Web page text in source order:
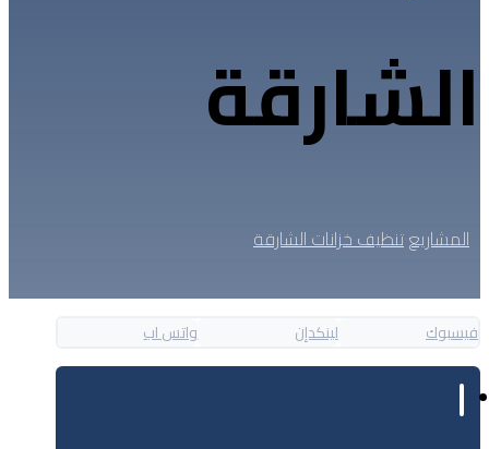
الشارقة
المشاريعتنظيف خزانات الشارقة
فيسبوك لينكدإن واتس اب